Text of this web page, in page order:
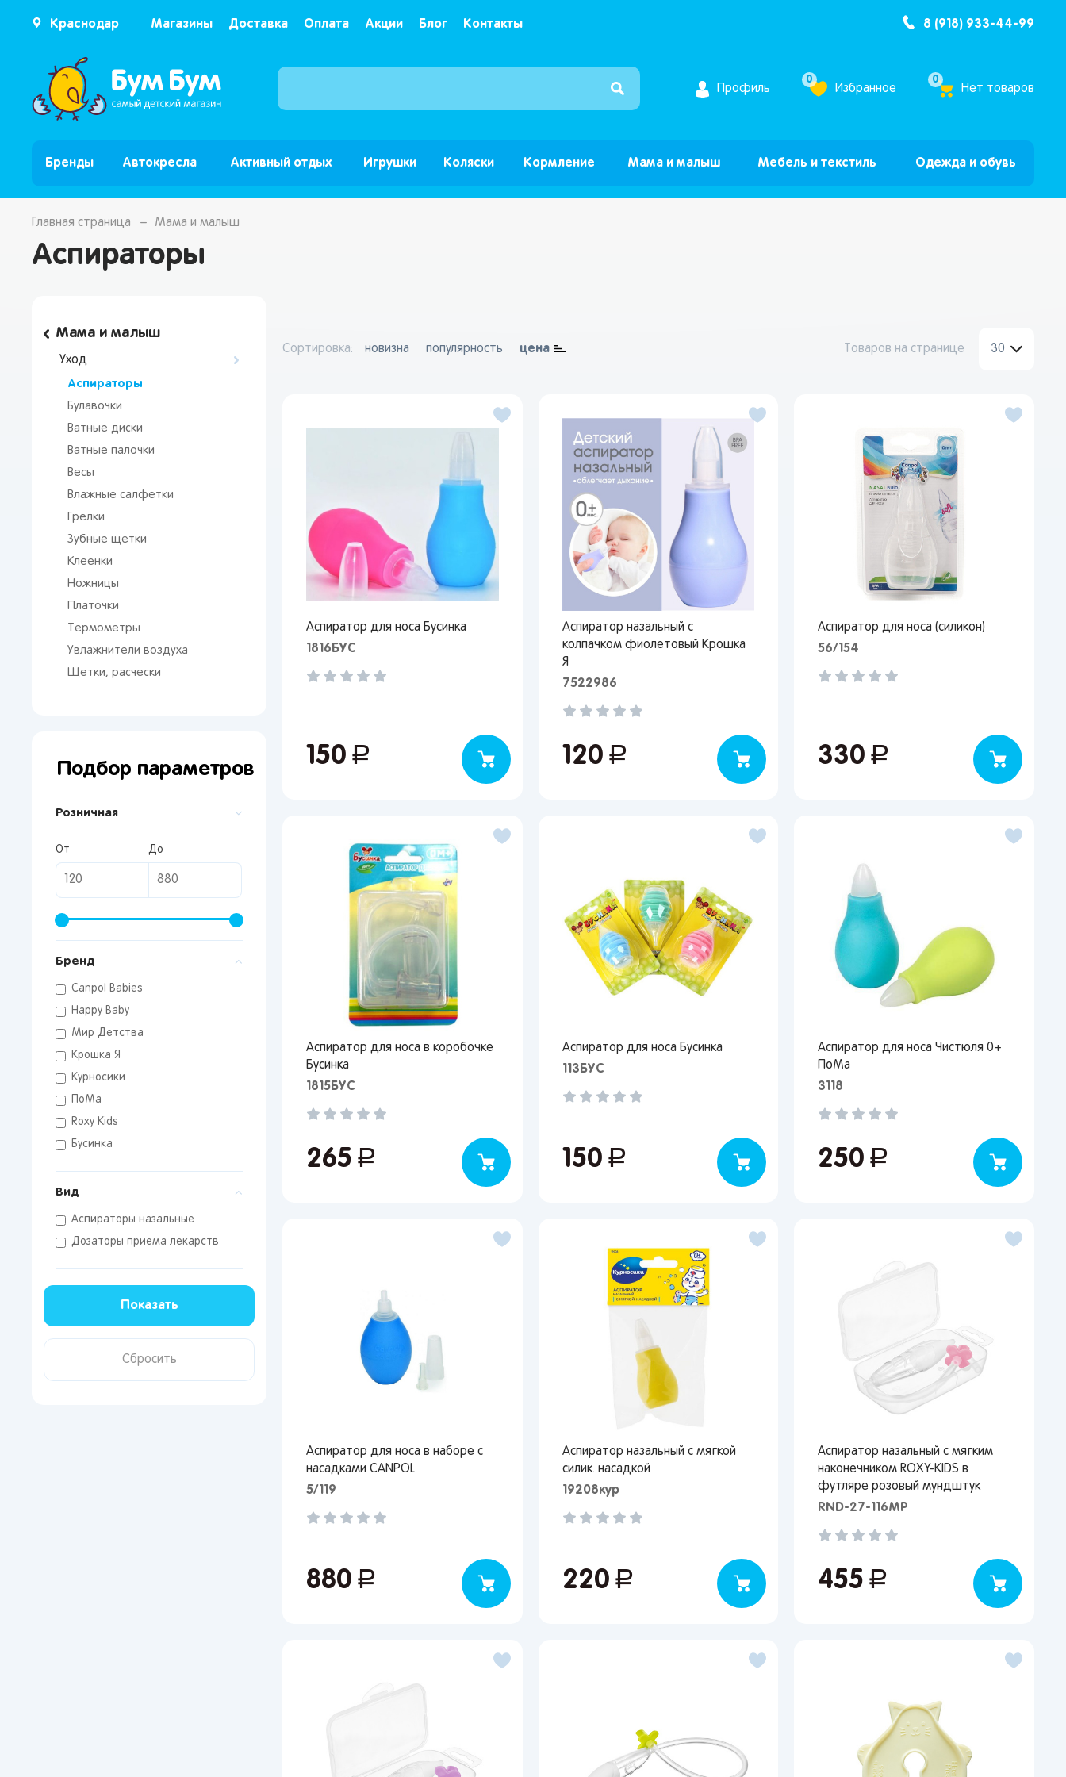
Краснодар Магазины Доставка Оплата Акции Блог Контакты 8 (918) 933-44-99
Интернет магазин детских товаров и игрушек ”Бум Бум”
Профиль
0
Избранное
0
Нет товаров
Бренды Автокресла Активный отдых Игрушки Коляски Кормление Мама и малыш Мебель и текстиль Одежда и обувь
Главная страница Мама и малыш
Аспираторы
Мама и малыш
Уход
Аспираторы
Булавочки
Ватные диски
Ватные палочки
Весы
Влажные салфетки
Грелки
Зубные щетки
Клеенки
Ножницы
Платочки
Термометры
Увлажнители воздуха
Щетки, расчески
Подбор параметров
Розничная
От До
Бренд
Canpol Babies
Happy Baby
Мир Детства
Крошка Я
Курносики
ПоМа
Roxy Kids
Бусинка
Вид
Аспираторы назальные
Дозаторы приема лекарств
Сортировка: новизна популярность цена Товаров на странице 30
Аспиратор для носа Бусинка
1816БУС
150руб.
Аспиратор назальный с
колпачком фиолетовый Крошка
Я
7522986
120руб.
Аспиратор для носа (силикон)
56/154
330руб.
Аспиратор для носа в коробочке
Бусинка
1815БУС
265руб.
Аспиратор для носа Бусинка
113БУС
150руб.
Аспиратор для носа Чистюля 0+
ПоМа
3118
250руб.
Аспиратор для носа в наборе с
насадками CANPOL
5/119
880руб.
Аспиратор назальный с мягкой
силик. насадкой
19208кур
220руб.
Аспиратор назальный с мягким
наконечником ROXY-KIDS в
футляре розовый мундштук
RND-27-116MP
455руб.
Вы сможете отслеживать статус своих заказов и
получать индивидуальные рекомендации
Запомнить меня
От выбранного региона зависят доступные способы доставки, их
стоимость и наличие товаров
Краснодар
Казань